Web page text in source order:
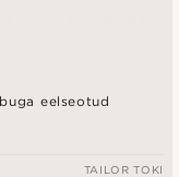
eelseotud
TAILOR TOKI